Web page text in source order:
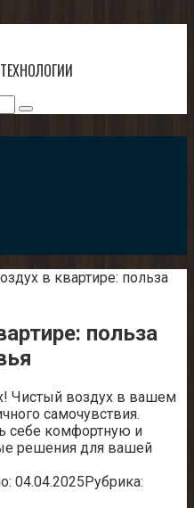
в квартире: польза
польза
Чистый воздух в вашем
самочувствия.
себе комфортную и
решения для вашей
04.04.2025Рубрика: